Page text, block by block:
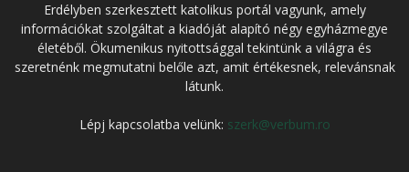
Erdélyben szerkesztett katolikus portál vagyunk, amely
információkat szolgáltat a kiadóját alapító négy egyházmegye
életéből. Ökumenikus nyitottsággal tekintünk a világra és
szeretnénk megmutatni belőle azt, amit értékesnek, relevánsnak
látunk.
Lépj kapcsolatba velünk: szerk@verbum.ro